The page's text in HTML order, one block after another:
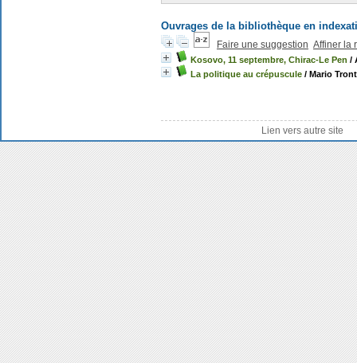
Ouvrages de la bibliothèque en
Faire une suggestion Affiner la
Kosovo, 11 septembre, Chirac-Le Pen /
La politique au crépuscule / Mario
Lien vers autre site